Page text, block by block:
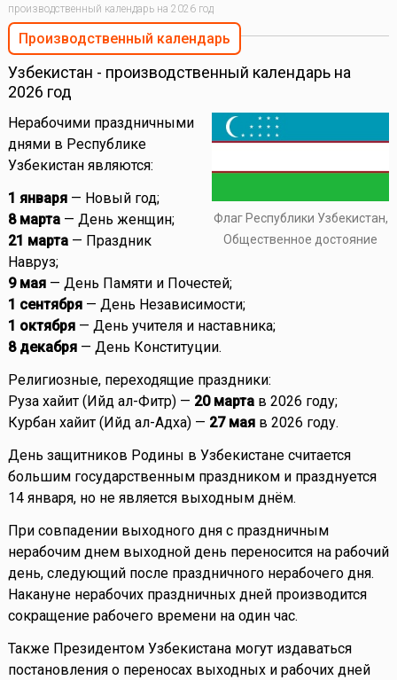
производственный календарь на 2026 год
Производственный календарь
Узбекистан - производственный календарь на
2026 год
Флаг Республики Узбекистан,
Общественное достояние
Нерабочими праздничными
днями в Республике
Узбекистан являются:
1 января— Новый год;
8 марта— День женщин;
21 марта— Праздник
Навруз;
9 мая— День Памяти и Почестей;
1 сентября— День Независимости;
1 октября— День учителя и наставника;
8 декабря— День Конституции.
Религиозные, переходящие праздники:
Руза хайит (Ийд ал-Фитр) — 20 мартав 2026 году;
Курбан хайит (Ийд ал-Адха) — 27 маяв 2026 году.
День защитников Родины в Узбекистане считается
большим государственным праздником и празднуется
14 января, но не является выходным днём.
При совпадении выходного дня с праздничным
нерабочим днем выходной день переносится на рабочий
день, следующий после праздничного нерабочего дня.
Накануне нерабочих праздничных дней производится
сокращение рабочего времени на один час.
Также Президентом Узбекистана могут издаваться
постановления о переносах выходных и рабочих дней